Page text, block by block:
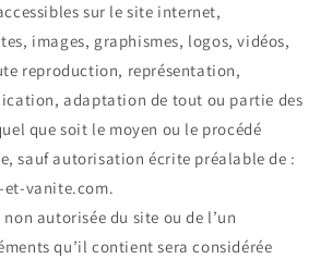
sur le site internet,
images, graphismes, logos, vidéos,
reproduction, représentation,
adaptation de tout ou partie des
que soit le moyen ou le procédé
sauf autorisation écrite préalable de :
vanite.com.
autorisée du site ou de l’un
qu’il contient sera considérée